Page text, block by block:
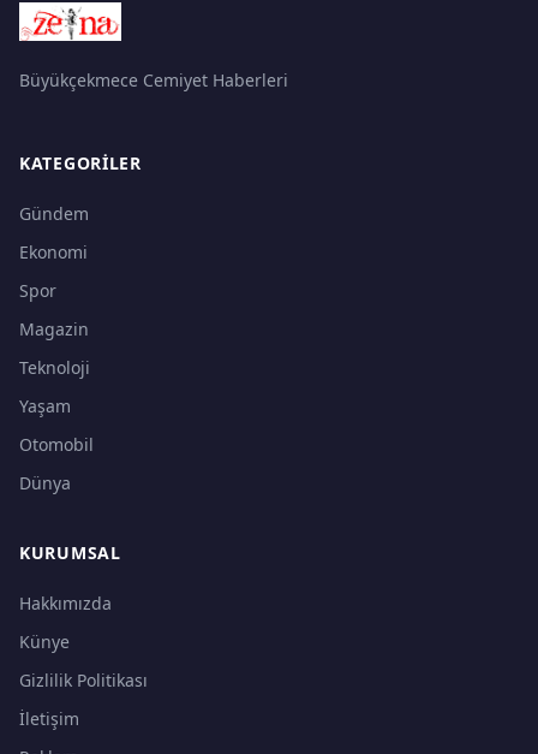
Büyükçekmece Cemiyet Haberleri
KATEGORILER
Gündem
Ekonomi
Spor
Magazin
Teknoloji
Yaşam
Otomobil
Dünya
KURUMSAL
Hakkımızda
Künye
Gizlilik Politikası
İletişim